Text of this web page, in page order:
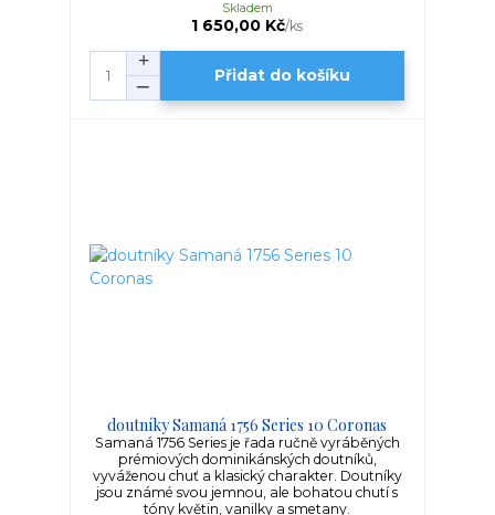
1 650,00 Kč/ks
Skladem
Přidat do košíku
doutníky Samaná 1756 Series 10 Coronas
Samaná 1756 Series je řada ručně vyráběných
prémiových dominikánských doutníků,
vyváženou chuť a klasický charakter. Doutníky
jsou známé svou jemnou, ale bohatou chutí s
tóny květin, vanilky a smetany.